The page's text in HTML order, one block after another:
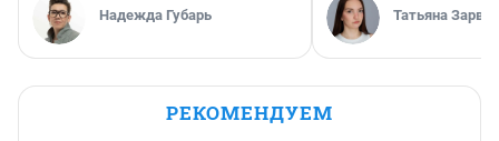
Надежда Губарь Татьяна Зарва
РЕКОМЕНДУЕМ